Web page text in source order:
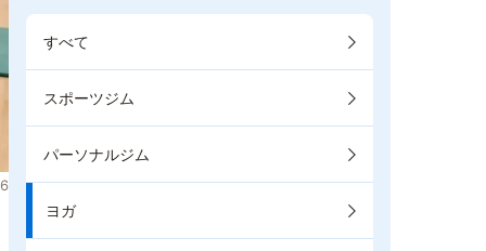
すべて
スポーツジム
パーソナルジム
ヨガ